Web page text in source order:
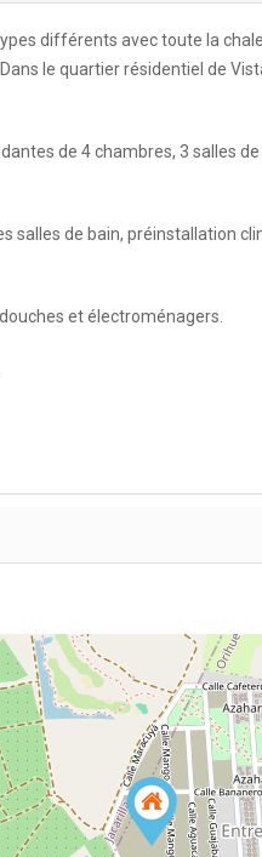
différents avec toute la
le quartier résidentiel de
de 4 chambres, 3 salles
salles de bain, préinstallation
et électroménagers.